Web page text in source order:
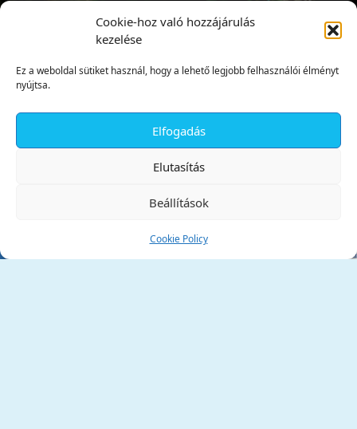
Cookie-hoz való hozzájárulás
kezelése
Ez a weboldal sütiket használ, hogy a lehető legjobb felhasználói élményt
nyújtsa.
Elfogadás
Elutasítás
Beállítások
Cookie Policy
Tata Város Önkormányzata
✕